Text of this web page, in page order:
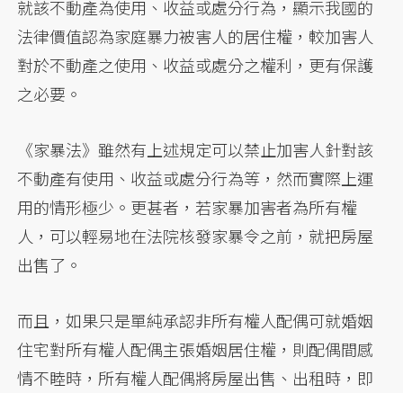
就該不動產為使用、收益或處分行為，顯示我國的
法律價值認為家庭暴力被害人的居住權，較加害人
對於不動產之使用、收益或處分之權利，更有保護
之必要。
《家暴法》雖然有上述規定可以禁止加害人針對該
不動產有使用、收益或處分行為等，然而實際上運
用的情形極少。更甚者，若家暴加害者為所有權
人，可以輕易地在法院核發家暴令之前，就把房屋
出售了。
而且，如果只是單純承認非所有權人配偶可就婚姻
住宅對所有權人配偶主張婚姻居住權，則配偶間感
情不睦時，所有權人配偶將房屋出售、出租時，即